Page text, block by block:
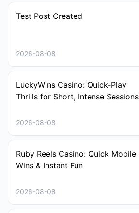
Test Post Created
2026-08-08
LuckyWins Casino: Quick‑Play
Thrills for Short, Intense Sessions
2026-08-08
Ruby Reels Casino: Quick Mobile
Wins & Instant Fun
2026-08-08